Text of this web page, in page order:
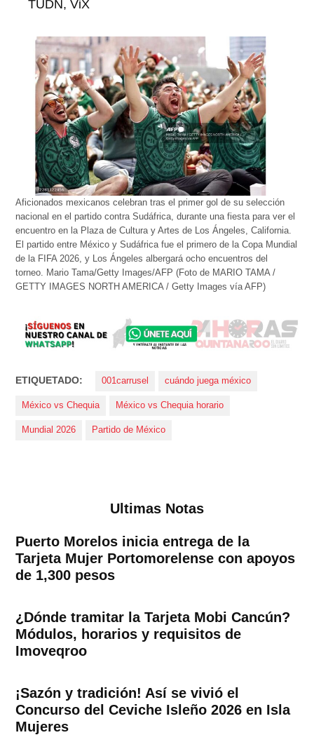
TUDN, ViX
Aficionados mexicanos celebran tras el primer gol de su selección
nacional en el partido contra Sudáfrica, durante una fiesta para ver el
encuentro en la Plaza de Cultura y Artes de Los Ángeles, California.
El partido entre México y Sudáfrica fue el primero de la Copa Mundial
de la FIFA 2026, y Los Ángeles albergará ocho encuentros del
torneo. Mario Tama/Getty Images/AFP (Foto de MARIO TAMA /
GETTY IMAGES NORTH AMERICA / Getty Images vía AFP)
ETIQUETADO: 001carrusel cuándo juega méxico
México vs Chequia México vs Chequia horario
Mundial 2026 Partido de México
Ultimas Notas
Puerto Morelos inicia entrega de la
Tarjeta Mujer Portomorelense con apoyos
de 1,300 pesos
¿Dónde tramitar la Tarjeta Mobi Cancún?
Módulos, horarios y requisitos de
Imoveqroo
¡Sazón y tradición! Así se vivió el
Concurso del Ceviche Isleño 2026 en Isla
Mujeres